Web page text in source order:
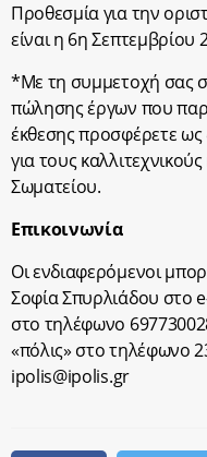
Προθεσμία για την
είναι η 6η Σεπτεμβρίου
*Με τη συμμετοχή σας
πώλησης έργων που
έκθεσης προσφέρετε ως
για τους
Σωματείου.
Επικοινωνία
Οι ενδιαφερόμενοι
Σοφία Σπυρλιάδου στο
στο τηλέφωνο
«πόλις» στο τηλέφωνο
ipolis@ipolis.gr